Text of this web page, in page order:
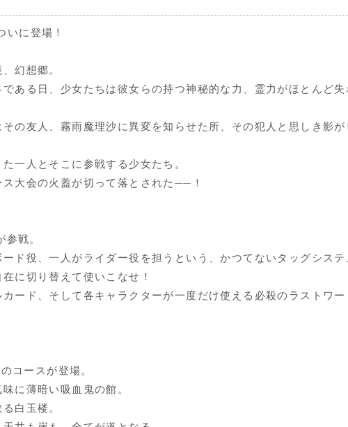
に登場！
幻想郷。
ある日、少女たちは彼女らの持つ神秘的な力、霊力がほとんど失
の友人、霧雨魔理沙に異変を知らせた所、その犯人と思しき影
一人とそこに参戦する少女たち。
大会の火蓋が切って落とされた──！
戦。
ド役、一人がライダー役を担うという、かつてないタッグシステ
に切り替えて使いこなせ！
ード、そして各キャラクターが一度だけ使える必殺のラストワ
コースが登場。
に薄暗い吸血鬼の館。
白玉楼。